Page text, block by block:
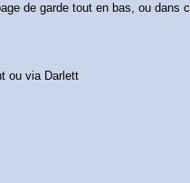
de garde tout en bas, ou dans
ou via Darlett